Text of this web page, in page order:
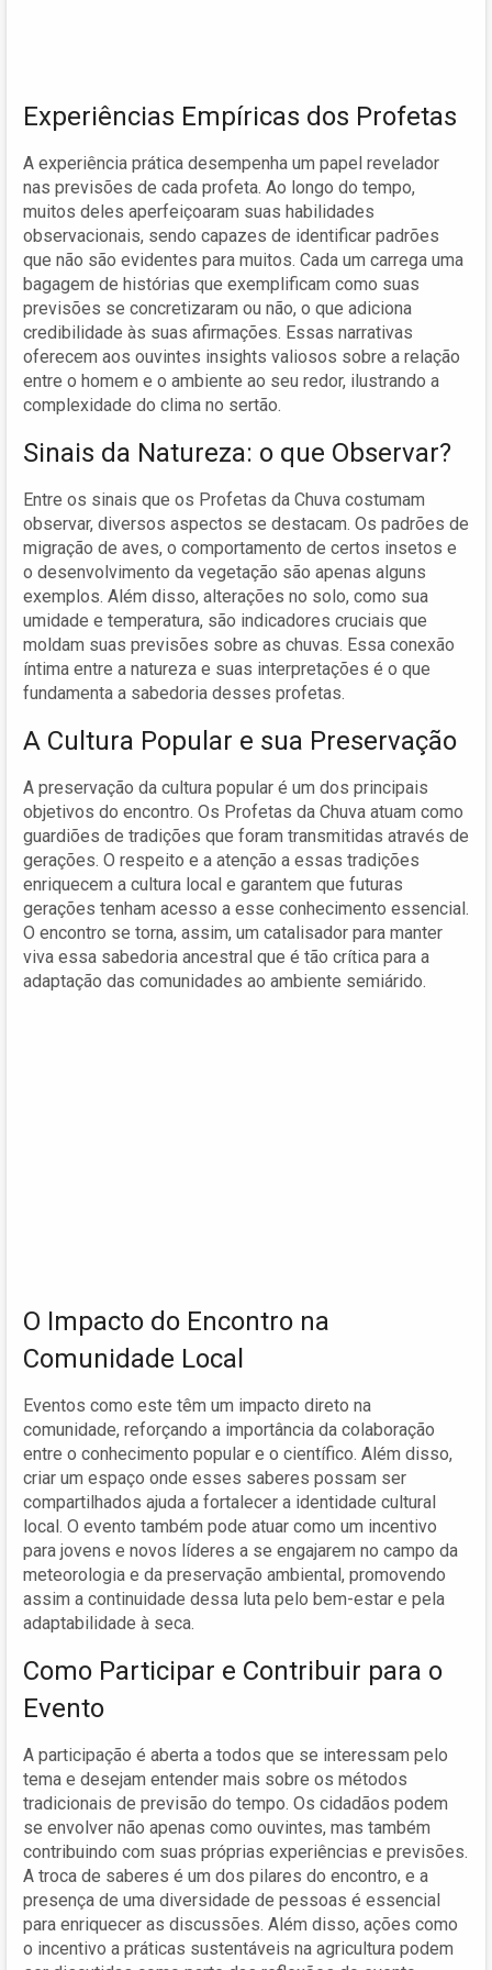
Experiências Empíricas dos Profetas
A experiência prática desempenha um papel revelador
nas previsões de cada profeta. Ao longo do tempo,
muitos deles aperfeiçoaram suas habilidades
observacionais, sendo capazes de identificar padrões
que não são evidentes para muitos. Cada um carrega uma
bagagem de histórias que exemplificam como suas
previsões se concretizaram ou não, o que adiciona
credibilidade às suas afirmações. Essas narrativas
oferecem aos ouvintes insights valiosos sobre a relação
entre o homem e o ambiente ao seu redor, ilustrando a
complexidade do clima no sertão.
Sinais da Natureza: o que Observar?
Entre os sinais que os Profetas da Chuva costumam
observar, diversos aspectos se destacam. Os padrões de
migração de aves, o comportamento de certos insetos e
o desenvolvimento da vegetação são apenas alguns
exemplos. Além disso, alterações no solo, como sua
umidade e temperatura, são indicadores cruciais que
moldam suas previsões sobre as chuvas. Essa conexão
íntima entre a natureza e suas interpretações é o que
fundamenta a sabedoria desses profetas.
A Cultura Popular e sua Preservação
A preservação da cultura popular é um dos principais
objetivos do encontro. Os Profetas da Chuva atuam como
guardiões de tradições que foram transmitidas através de
gerações. O respeito e a atenção a essas tradições
enriquecem a cultura local e garantem que futuras
gerações tenham acesso a esse conhecimento essencial.
O encontro se torna, assim, um catalisador para manter
viva essa sabedoria ancestral que é tão crítica para a
adaptação das comunidades ao ambiente semiárido.
O Impacto do Encontro na
Comunidade Local
Eventos como este têm um impacto direto na
comunidade, reforçando a importância da colaboração
entre o conhecimento popular e o científico. Além disso,
criar um espaço onde esses saberes possam ser
compartilhados ajuda a fortalecer a identidade cultural
local. O evento também pode atuar como um incentivo
para jovens e novos líderes a se engajarem no campo da
meteorologia e da preservação ambiental, promovendo
assim a continuidade dessa luta pelo bem-estar e pela
adaptabilidade à seca.
Como Participar e Contribuir para o
Evento
A participação é aberta a todos que se interessam pelo
tema e desejam entender mais sobre os métodos
tradicionais de previsão do tempo. Os cidadãos podem
se envolver não apenas como ouvintes, mas também
contribuindo com suas próprias experiências e previsões.
A troca de saberes é um dos pilares do encontro, e a
presença de uma diversidade de pessoas é essencial
para enriquecer as discussões. Além disso, ações como
o incentivo a práticas sustentáveis na agricultura podem